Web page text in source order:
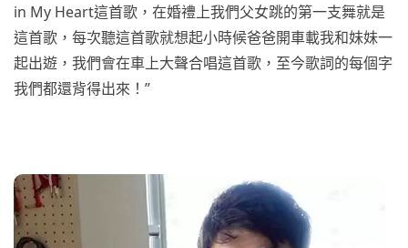
in My Heart這首歌，在婚禮上我們父女跳的第一支舞就是
這首歌，每次聽這首歌就想起小時候爸爸開車載我和妹妹一
起出遊，我們會在車上大聲合唱這首歌，至今歌詞的每個字
我們都還背得出來！”